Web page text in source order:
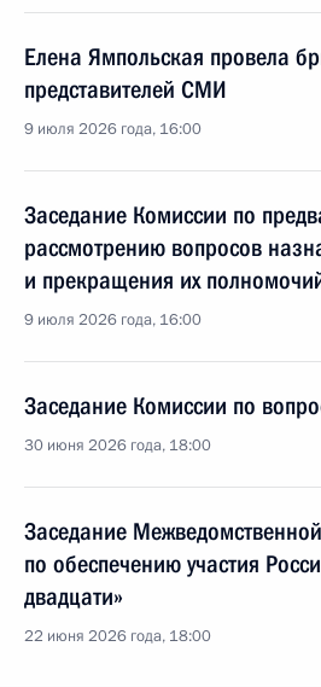
Елена Ямпольская провела
представителей СМИ
9 июля 2026 года, 16:00
Заседание Комиссии по
рассмотрению вопросов
и прекращения их
9 июля 2026 года, 16:00
Заседание Комиссии по
30 июня 2026 года, 18:00
Заседание
по обеспечению участия
двадцати»
22 июня 2026 года, 18:00